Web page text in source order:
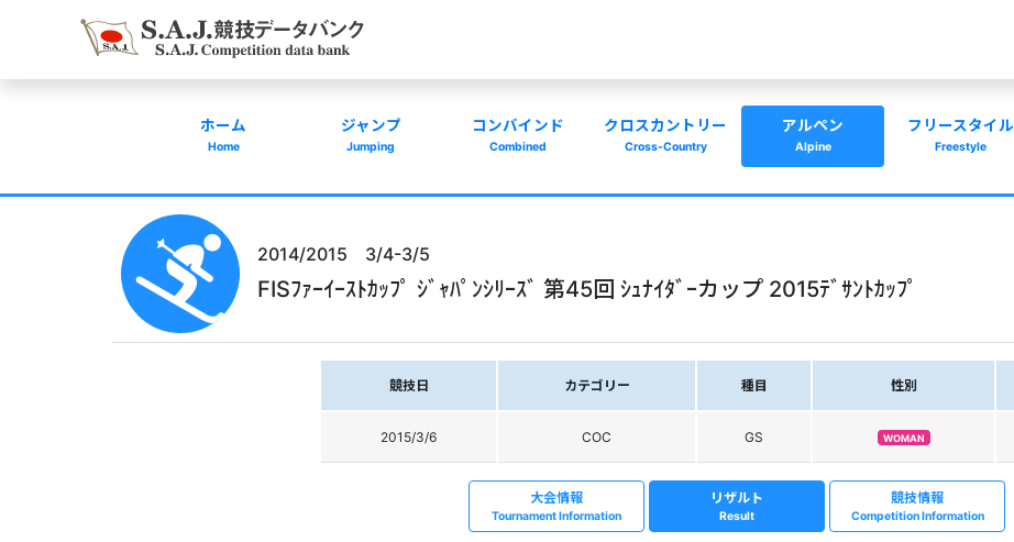
ホーム
Home
ジャンプ
Jumping
コンバインド
Combined
クロスカントリー
Cross-Country
アルペン
Alpine
フリースタイル
Freestyle
2014/2015 3/4-3/5
FISﾌｧｰｲｰｽﾄｶｯﾌﾟ ｼﾞｬﾊﾟﾝｼﾘｰｽﾞ 第45回 ｼｭﾅｲﾀﾞｰカップ 2015ﾃﾞｻﾝﾄｶｯﾌﾟ
競技日 カテゴリー 種目 性別
2015/3/6 COC GS WOMAN
大会情報
Tournament Information
リザルト
Result
競技情報
Competition Information